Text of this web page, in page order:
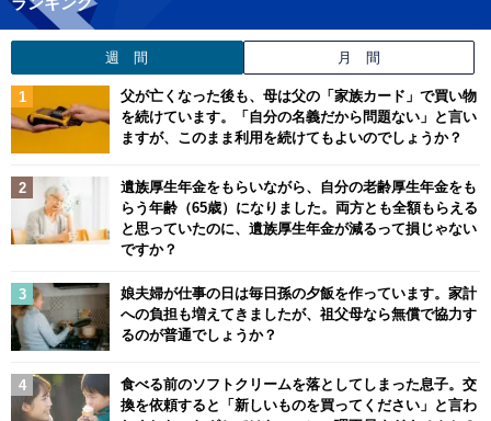
週 間 月 間
父が亡くなった後も、母は父の「家族カード」で買い物
を続けています。「自分の名義だから問題ない」と言い
ますが、このまま利用を続けてもよいのでしょうか？
遺族厚生年金をもらいながら、自分の老齢厚生年金をも
らう年齢（65歳）になりました。両方とも全額もらえる
と思っていたのに、遺族厚生年金が減るって損じゃない
ですか？
娘夫婦が仕事の日は毎日孫の夕飯を作っています。家計
への負担も増えてきましたが、祖父母なら無償で協力す
るのが普通でしょうか？
食べる前のソフトクリームを落としてしまった息子。交
換を依頼すると「新しいものを買ってください」と言わ